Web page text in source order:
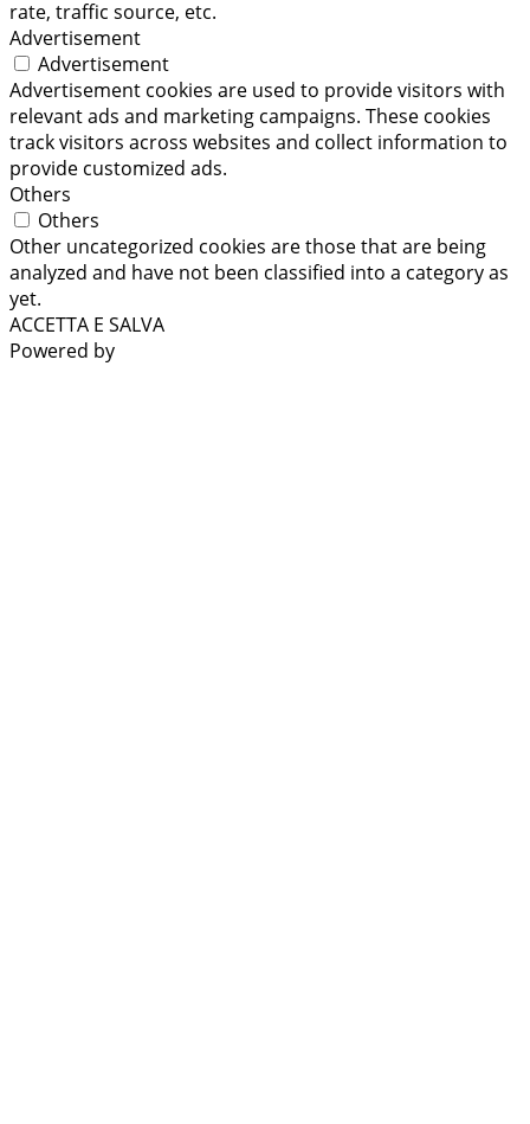
rate, traffic source, etc.
Advertisement
Advertisement
Advertisement cookies are used to provide visitors with
relevant ads and marketing campaigns. These cookies
track visitors across websites and collect information to
provide customized ads.
Others
Others
Other uncategorized cookies are those that are being
analyzed and have not been classified into a category as
yet.
ACCETTA E SALVA
Powered by